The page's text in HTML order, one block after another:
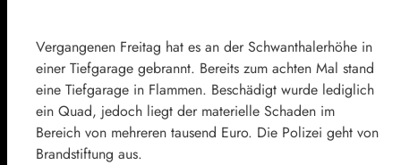
Vergangenen Freitag hat es an der Schwanthalerhöhe in
einer Tiefgarage gebrannt. Bereits zum achten Mal stand
eine Tiefgarage in Flammen. Beschädigt wurde lediglich
ein Quad, jedoch liegt der materielle Schaden im
Bereich von mehreren tausend Euro. Die Polizei geht von
Brandstiftung aus.